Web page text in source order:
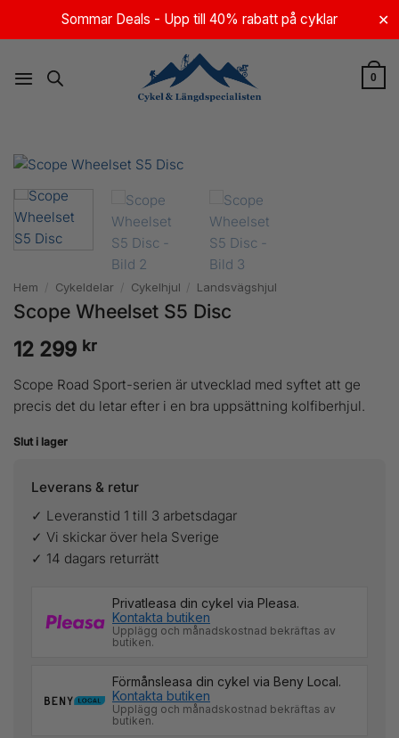
Sommar Deals - Upp till 40% rabatt på cyklar ✕
0
Hem / Cykeldelar / Cykelhjul / Landsvägshjul
Scope Wheelset S5 Disc
12 299 kr
Scope Road Sport-serien är utvecklad med syftet att ge
precis det du letar efter i en bra uppsättning kolfiberhjul.
Slut i lager
Leverans & retur
✓ Leveranstid 1 till 3 arbetsdagar
✓ Vi skickar över hela Sverige
✓ 14 dagars returrätt
Privatleasa din cykel via Pleasa.
Kontakta butiken
Upplägg och månadskostnad bekräftas av
butiken.
Förmånsleasa din cykel via Beny Local.
Kontakta butiken
Upplägg och månadskostnad bekräftas av
butiken.